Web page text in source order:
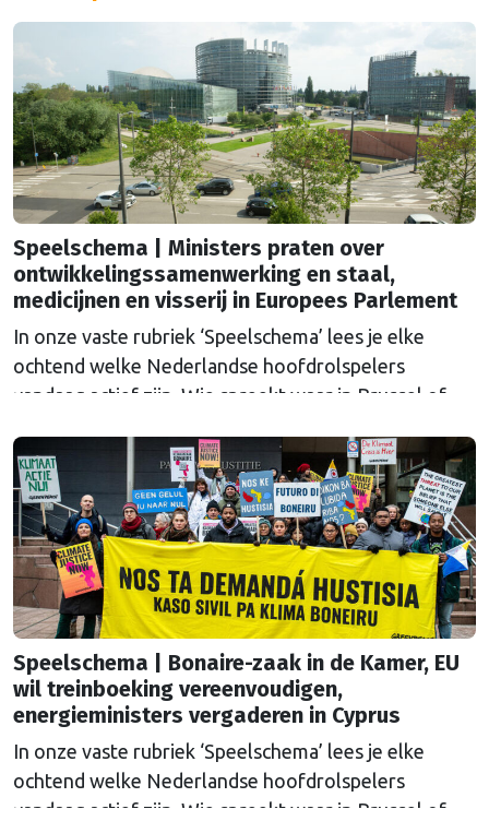
Speelschema | Ministers praten over
ontwikkelingssamenwerking en staal,
medicijnen en visserij in Europees Parlement
In onze vaste rubriek ‘Speelschema’ lees je elke
ochtend welke Nederlandse hoofdrolspelers
vandaag actief zijn. Wie spreekt waar in Brussel of
agenda?
Speelschema | Bonaire-zaak in de Kamer, EU
wil treinboeking vereenvoudigen,
energieministers vergaderen in Cyprus
In onze vaste rubriek ‘Speelschema’ lees je elke
ochtend welke Nederlandse hoofdrolspelers
vandaag actief zijn. Wie spreekt waar in Brussel of